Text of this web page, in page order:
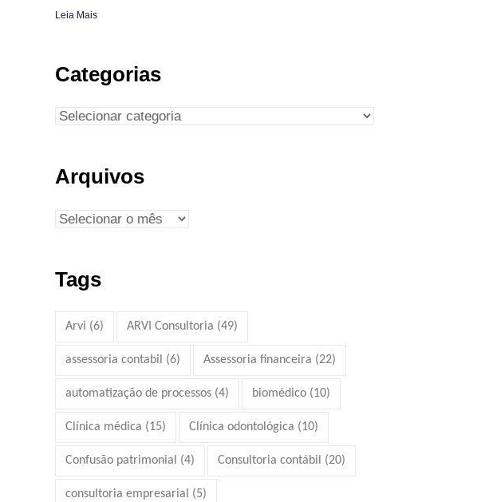
Leia Mais
Categorias
Arquivos
Tags
Arvi (6) ARVI Consultoria (49)
assessoria contabil (6) Assessoria financeira (22)
automatização de processos (4) biomédico (10)
Clínica médica (15) Clínica odontológica (10)
Confusão patrimonial (4) Consultoria contábil (20)
consultoria empresarial (5)